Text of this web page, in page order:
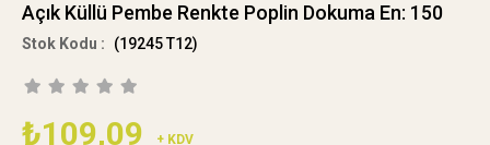
Açık Küllü Pembe Renkte Poplin Dokuma En: 150
(19245 T12)
₺109,09 + KDV